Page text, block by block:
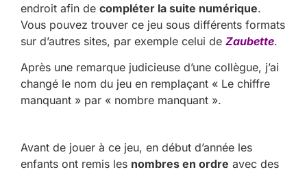
endroit afin de compléter la suite numérique.
Vous pouvez trouver ce jeu sous différents formats
sur d’autres sites, par exemple celui de Zaubette.
Après une remarque judicieuse d’une collègue, j’ai
changé le nom du jeu en remplaçant « Le chiffre
manquant » par « nombre manquant ».
Avant de jouer à ce jeu, en début d’année les
enfants ont remis les nombres en ordre avec des